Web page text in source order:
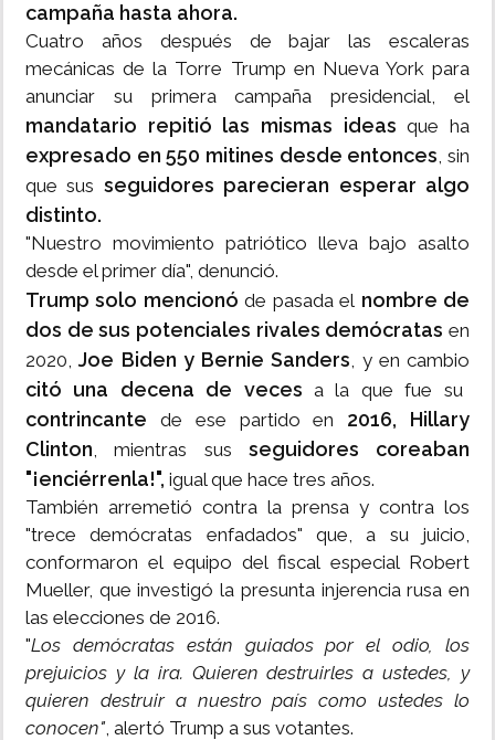
campaña hasta ahora.
Cuatro años después de bajar las escaleras
mecánicas de la Torre Trump en Nueva York para
anunciar su primera campaña presidencial, el
mandatario repitió las mismas ideas que ha
expresado en 550 mitines desde entonces, sin
que sus seguidores parecieran esperar algo
distinto.
"Nuestro movimiento patriótico lleva bajo asalto
desde el primer día", denunció.
Trump solo mencionóde pasada el nombre de
dos de sus potenciales rivales demócratas en
2020, Joe Biden y Bernie Sanders, y en cambio
citó una decena de veces a la que fue su
contrincante de ese partido en 2016, Hillary
Clinton, mientras sus seguidores coreaban
"¡enciérrenla!", igual que hace tres años.
También arremetió contra la prensa y contra los
"trece demócratas enfadados" que, a su juicio,
conformaron el equipo del fiscal especial Robert
Mueller, que investigó la presunta injerencia rusa en
las elecciones de 2016.
"Los demócratas están guiados por el odio, los
prejuicios y la ira. Quieren destruirles a ustedes, y
quieren destruir a nuestro país como ustedes lo
conocen", alertó Trump a sus votantes.